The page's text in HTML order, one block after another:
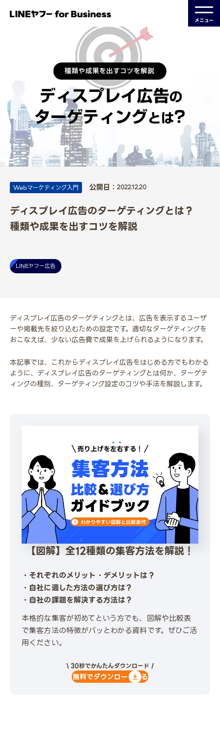
メニュー
Webマーケティング入門 公開日： 2022.12.20
ディスプレイ広告のターゲティングとは？
種類や成果を出すコツを解説
LINEヤフー広告
ディスプレイ広告のターゲティングとは、広告を表示するユーザ
ーや掲載先を絞り込むための設定です。適切なターゲティングを
おこなえば、少ない広告費で成果を上げられるようになります。
本記事では、これからディスプレイ広告をはじめる方でもわかる
ように、ディスプレイ広告のターゲティングとは何か、ターゲテ
ィングの種別、ターゲティング設定のコツや手法を解説します。
【図解】全12種類の集客方法を解説！
・それぞれのメリット・デメリットは？
・自社に適した方法の選び方は？
・自社の課題を解決する方法は？
本格的な集客が初めてという方でも、図解や比較表
で集客方法の特徴がパッとわかる資料です。ぜひご活
用ください。
\ 30秒でかんたんダウンロード /
無料でダウンロードする